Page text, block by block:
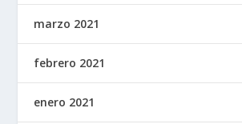
marzo 2021
febrero 2021
enero 2021